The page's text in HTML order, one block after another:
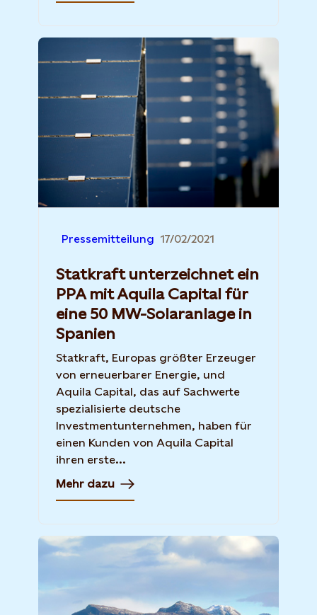
Pressemitteilung 17/02/2021
Statkraft unterzeichnet ein
PPA mit Aquila Capital für
eine 50 MW-Solaranlage in
Spanien
Statkraft, Europas größter Erzeuger
von erneuerbarer Energie, und
Aquila Capital, das auf Sachwerte
spezialisierte deutsche
Investmentunternehmen, haben für
einen Kunden von Aquila Capital
ihren erste...
Mehr dazu